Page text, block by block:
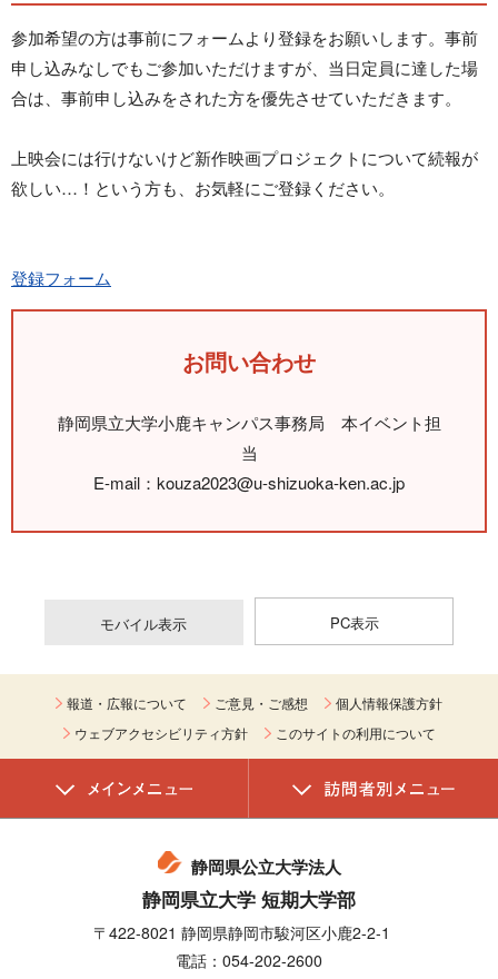
参加希望の方は事前にフォームより登録をお願いします。事前
申し込みなしでもご参加いただけますが、当日定員に達した場
合は、事前申し込みをされた方を優先させていただきます。
上映会には行けないけど新作映画プロジェクトについて続報が
欲しい…！という方も、お気軽にご登録ください。
登録フォーム
お問い合わせ
静岡県立大学小鹿キャンパス事務局 本イベント担
当
E-mail：kouza2023@u-shizuoka-ken.ac.jp
モバイル表示 PC表示
報道・広報について ご意見・ご感想
個人情報保護方針
ウェブアクセシビリティ方針
このサイトの利用について
静岡県公立大学法人
静岡県立大学 短期大学部
〒422-8021 静岡県静岡市駿河区小鹿2-2-1
電話：054-202-2600